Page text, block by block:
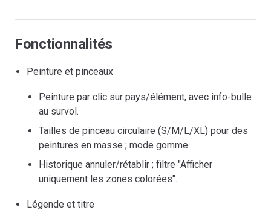
Fonctionnalités
Peinture et pinceaux
Peinture par clic sur pays/élément, avec info-bulle
au survol.
Tailles de pinceau circulaire (S/M/L/XL) pour des
peintures en masse ; mode gomme.
Historique annuler/rétablir ; filtre "Afficher
uniquement les zones colorées".
Légende et titre